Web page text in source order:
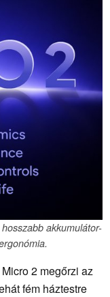
akkumulátor-
2 megőrzi az
fém háztestre